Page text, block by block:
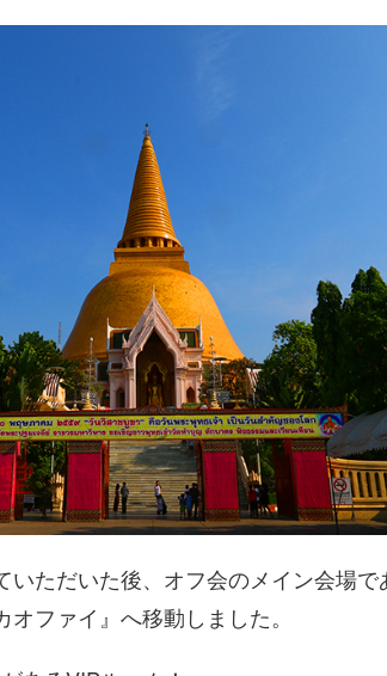
いただいた後、オフ会のメイン会場で
ファイ』へ移動しました。